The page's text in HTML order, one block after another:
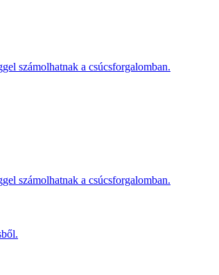
számolhatnak a csúcsforgalomban.
számolhatnak a csúcsforgalomban.